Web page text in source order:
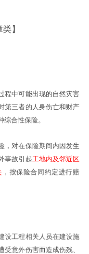
】
程中可能出现的自然灾害
第三者的人身伤亡和财产
合性保险。
，对在保险期间内因发生
事故引起工地内及邻近区
，按保险合同约定进行赔
设工程相关人员在建设施
意外伤害而造成伤残、